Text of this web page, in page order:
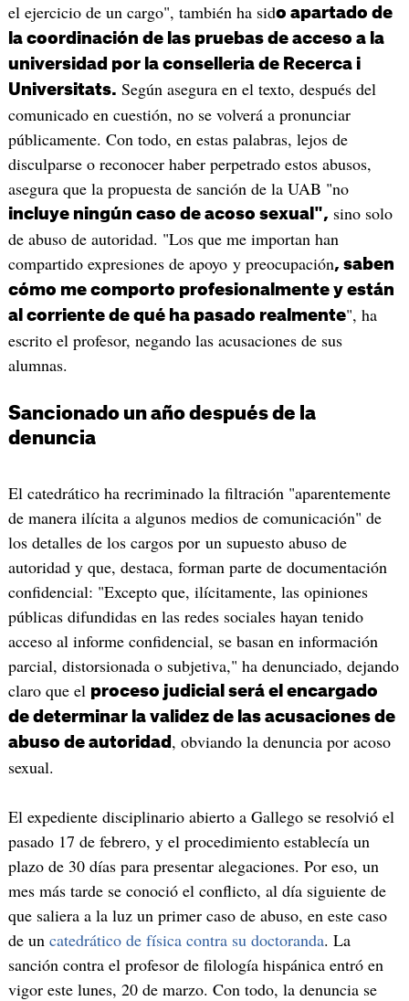
el ejercicio de un cargo", también ha sido apartado de
la coordinación de las pruebas de acceso a la
universidad por la conselleria de Recerca i
Universitats. Según asegura en el texto, después del
comunicado en cuestión, no se volverá a pronunciar
públicamente. Con todo, en estas palabras, lejos de
disculparse o reconocer haber perpetrado estos abusos,
asegura que la propuesta de sanción de la UAB "no
incluye ningún caso de acoso sexual", sino solo
de abuso de autoridad. "Los que me importan han
compartido expresiones de apoyo y preocupación, saben
cómo me comporto profesionalmente y están
al corriente de qué ha pasado realmente", ha
escrito el profesor, negando las acusaciones de sus
alumnas.
Sancionado un año después de la
denuncia
El catedrático ha recriminado la filtración "aparentemente
de manera ilícita a algunos medios de comunicación" de
los detalles de los cargos por un supuesto abuso de
autoridad y que, destaca, forman parte de documentación
confidencial: "Excepto que, ilícitamente, las opiniones
públicas difundidas en las redes sociales hayan tenido
acceso al informe confidencial, se basan en información
parcial, distorsionada o subjetiva," ha denunciado, dejando
claro que el proceso judicial será el encargado
de determinar la validez de las acusaciones de
abuso de autoridad , obviando la denuncia por acoso
sexual.
El expediente disciplinario abierto a Gallego se resolvió el
pasado 17 de febrero, y el procedimiento establecía un
plazo de 30 días para presentar alegaciones. Por eso, un
mes más tarde se conoció el conflicto, al día siguiente de
que saliera a la luz un primer caso de abuso, en este caso
de un catedrático de física contra su doctoranda. La
sanción contra el profesor de filología hispánica entró en
vigor este lunes, 20 de marzo. Con todo, la denuncia se